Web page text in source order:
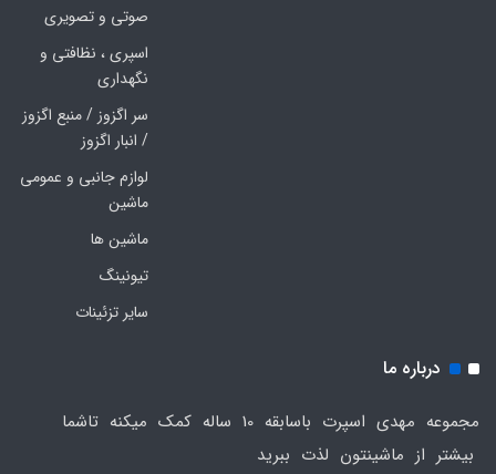
صوتی و تصویری
اسپری ، نظافتی و
نگهداری
سر اگزوز / منبع اگزوز
/ انبار اگزوز
لوازم جانبی و عمومی
ماشین
ماشین ها
تیونینگ
سایر تزئینات
درباره ما
مجموعه مهدی اسپرت باسابقه 10 ساله کمک میکنه تاشما
بیشتر از ماشینتون لذت ببرید